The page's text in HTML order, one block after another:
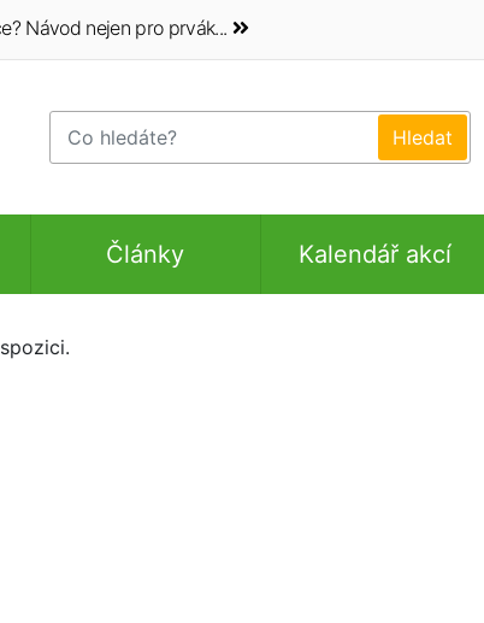
Návod nejen pro prvák...
Články Kalendář akcí